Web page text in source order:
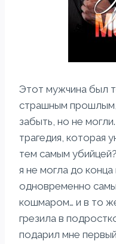
Этот мужчина был
страшным
забыть, но не
трагедия, которая
тем самым
я не могла до
одновременно
кошмаром… и в то
грезила в
подарил мне